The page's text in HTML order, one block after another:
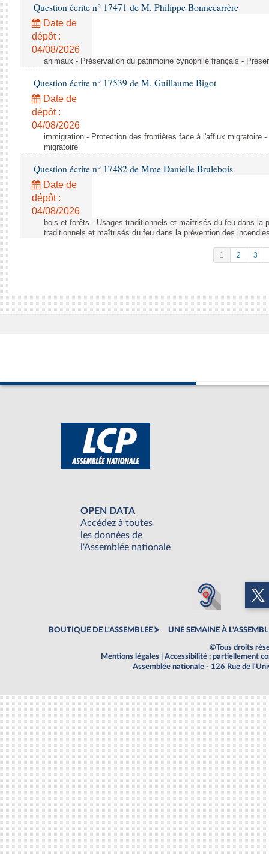
Question écrite n° 17471 de M. Philippe Bonnecarrère
Date de
dépôt :
04/08/2026
animaux - Préservation du patrimoine cynophile français -
Question écrite n° 17539 de M. Guillaume Bigot
Date de
dépôt :
04/08/2026
immigration - Protection des frontières face à l'afflux migratoire
migratoire
Question écrite n° 17482 de Mme Danielle Brulebois
Date de
dépôt :
04/08/2026
bois et forêts - Usages traditionnels et maîtrisés du feu dans la
traditionnels et maîtrisés du feu dans la prévention des
1 2 3
OPEN DATA
Accédez à toutes
les données de
l'Assemblée nationale
BOUTIQUE DE L'ASSEMBLEE UNE SEMAINE À
©Tous droits
Mentions légales
Accessibilité : partiellement
Assemblée nationale - 126 Rue de